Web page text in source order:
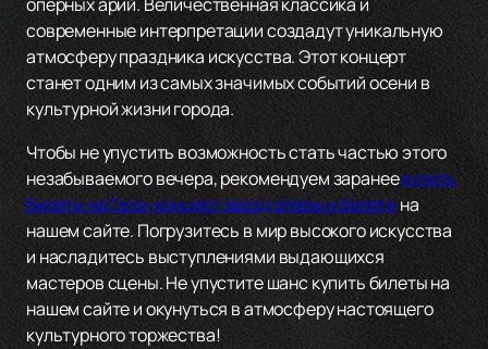
оперных арий. Величественная классика и
современные интерпретации создадут уникальную
атмосферу праздника искусства. Этот концерт
станет одним из самых значимых событий осени в
культурной жизни города.
Чтобы не упустить возможность стать частью этого
незабываемого вечера, рекомендуем заранеекупить
билеты на Гала-концерт звезд оперы и балета на
нашем сайте. Погрузитесь в мир высокого искусства
и насладитесь выступлениями выдающихся
мастеров сцены. Не упустите шанс купить билеты на
нашем сайте и окунуться в атмосферу настоящего
культурного торжества!